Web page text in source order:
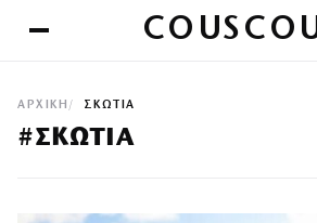
ΑΡΧΙΚΉ ΣΚΩΤΙΑ
#ΣΚΩΤΙΑ